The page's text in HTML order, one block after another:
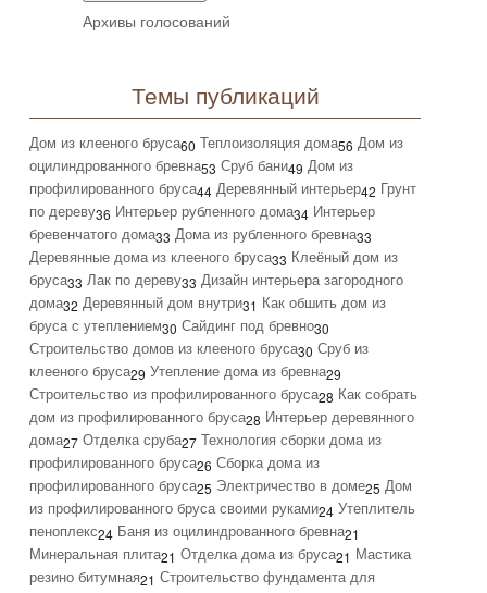
Архивы голосований
Темы публикаций
Дом из клееного бруса60 Теплоизоляция дома56 Дом из
оцилиндрованного бревна53 Сруб бани49 Дом из
профилированного бруса44 Деревянный интерьер42 Грунт
по дереву36 Интерьер рубленного дома34 Интерьер
бревенчатого дома33 Дома из рубленного бревна33
Деревянные дома из клееного бруса33 Клеёный дом из
бруса33 Лак по дереву33 Дизайн интерьера загородного
дома32 Деревянный дом внутри31 Как обшить дом из
бруса с утеплением30 Сайдинг под бревно30
Строительство домов из клееного бруса30 Сруб из
клееного бруса29 Утепление дома из бревна29
Строительство из профилированного бруса28 Как собрать
дом из профилированного бруса28 Интерьер деревянного
дома27 Отделка сруба27 Технология сборки дома из
профилированного бруса26 Сборка дома из
профилированного бруса25 Электричество в доме25 Дом
из профилированного бруса своими руками24 Утеплитель
пеноплекс24 Баня из оцилиндрованного бревна21
Минеральная плита21 Отделка дома из бруса21 Мастика
резино битумная21 Строительство фундамента для